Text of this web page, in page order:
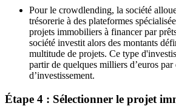
Pour le crowdlending, la société
trésorerie à des plateformes
projets immobiliers à financer par
société investit alors des montants
multitude de projets. Ce type
partir de quelques milliers d’euros
d’investissement.
Étape 4 : Sélectionner le projet